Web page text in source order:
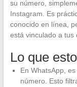
su número,
Instagram. Es
conocido en línea,
está vinculado a tus
Lo que
En WhatsApp,
número. Esto